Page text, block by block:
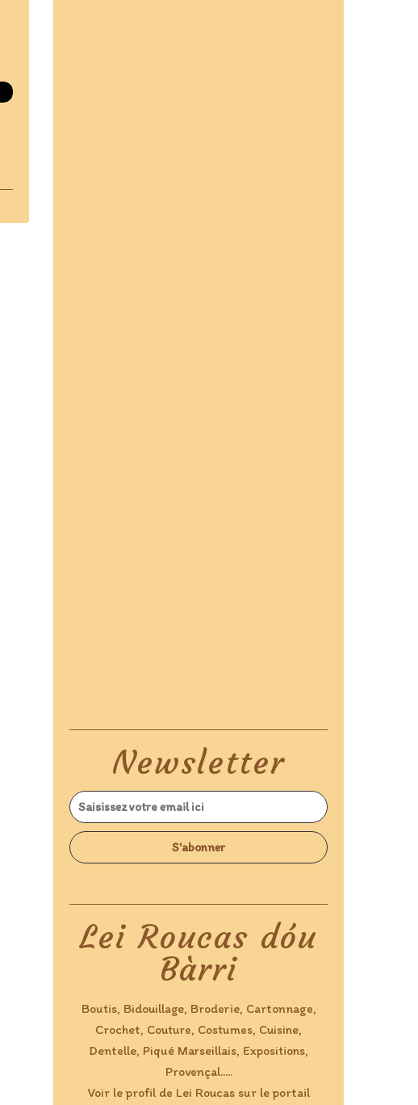
Newsletter
Lei Roucas dóu
Bàrri
Boutis, Bidouillage, Broderie, Cartonnage,
Crochet, Couture, Costumes, Cuisine,
Dentelle, Piqué Marseillais, Expositions,
Provençal.....
Voir le profil de Lei Roucassur le portail